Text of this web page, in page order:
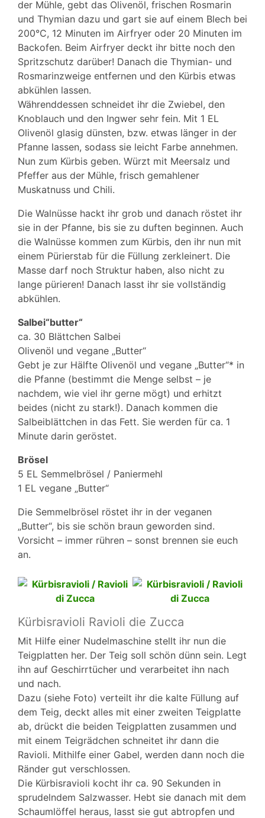
der Mühle, gebt das Olivenöl, frischen Rosmarin
und Thymian dazu und gart sie auf einem Blech bei
200°C, 12 Minuten im Airfryer oder 20 Minuten im
Backofen. Beim Airfryer deckt ihr bitte noch den
Spritzschutz darüber! Danach die Thymian- und
Rosmarinzweige entfernen und den Kürbis etwas
abkühlen lassen.
Währenddessen schneidet ihr die Zwiebel, den
Knoblauch und den Ingwer sehr fein. Mit 1 EL
Olivenöl glasig dünsten, bzw. etwas länger in der
Pfanne lassen, sodass sie leicht Farbe annehmen.
Nun zum Kürbis geben. Würzt mit Meersalz und
Pfeffer aus der Mühle, frisch gemahlener
Muskatnuss und Chili.
Die Walnüsse hackt ihr grob und danach röstet ihr
sie in der Pfanne, bis sie zu duften beginnen. Auch
die Walnüsse kommen zum Kürbis, den ihr nun mit
einem Pürierstab für die Füllung zerkleinert. Die
Masse darf noch Struktur haben, also nicht zu
lange pürieren! Danach lasst ihr sie vollständig
abkühlen.
Salbei“butter“
ca. 30 Blättchen Salbei
Olivenöl und vegane „Butter“
Gebt je zur Hälfte Olivenöl und vegane „Butter“* in
die Pfanne (bestimmt die Menge selbst – je
nachdem, wie viel ihr gerne mögt) und erhitzt
beides (nicht zu stark!). Danach kommen die
Salbeiblättchen in das Fett. Sie werden für ca. 1
Minute darin geröstet.
Brösel
5 EL Semmelbrösel / Paniermehl
1 EL vegane „Butter“
Die Semmelbrösel röstet ihr in der veganen
„Butter“, bis sie schön braun geworden sind.
Vorsicht – immer rühren – sonst brennen sie euch
an.
Kürbisravioli Ravioli die Zucca
Mit Hilfe einer Nudelmaschine stellt ihr nun die
Teigplatten her. Der Teig soll schön dünn sein. Legt
ihn auf Geschirrtücher und verarbeitet ihn nach
und nach.
Dazu (siehe Foto) verteilt ihr die kalte Füllung auf
dem Teig, deckt alles mit einer zweiten Teigplatte
ab, drückt die beiden Teigplatten zusammen und
mit einem Teigrädchen schneitet ihr dann die
Ravioli. Mithilfe einer Gabel, werden dann noch die
Ränder gut verschlossen.
Die Kürbisravioli kocht ihr ca. 90 Sekunden in
sprudelndem Salzwasser. Hebt sie danach mit dem
Schaumlöffel heraus, lasst sie gut abtropfen und